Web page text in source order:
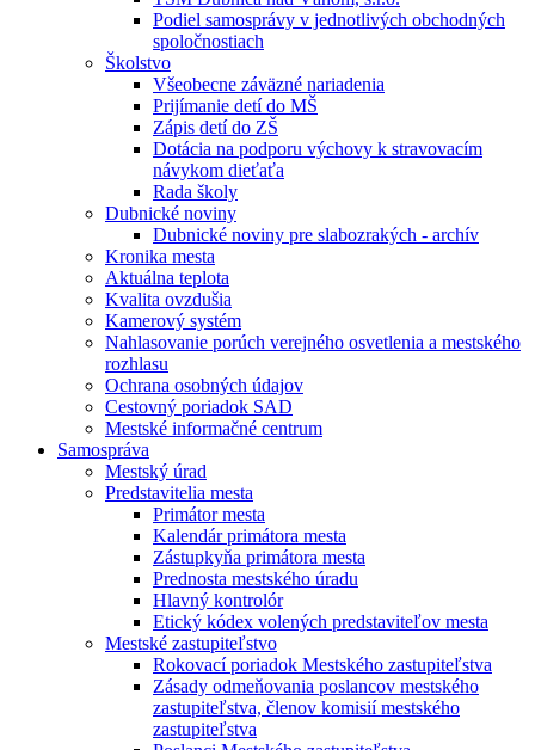
Podiel samosprávy v jednotlivých obchodných
spoločnostiach
Školstvo
Všeobecne záväzné nariadenia
Prijímanie detí do MŠ
Zápis detí do ZŠ
Dotácia na podporu výchovy k stravovacím
návykom dieťaťa
Rada školy
Dubnické noviny
Dubnické noviny pre slabozrakých - archív
Kronika mesta
Aktuálna teplota
Kvalita ovzdušia
Kamerový systém
Nahlasovanie porúch verejného osvetlenia a mestského
rozhlasu
Ochrana osobných údajov
Cestovný poriadok SAD
Mestské informačné centrum
Samospráva
Mestský úrad
Predstavitelia mesta
Primátor mesta
Kalendár primátora mesta
Zástupkyňa primátora mesta
Prednosta mestského úradu
Hlavný kontrolór
Etický kódex volených predstaviteľov mesta
Mestské zastupiteľstvo
Rokovací poriadok Mestského zastupiteľstva
Zásady odmeňovania poslancov mestského
zastupiteľstva, členov komisií mestského
zastupiteľstva